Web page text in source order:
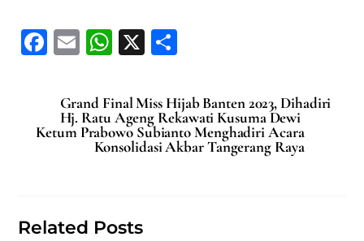
F
c
e
b
k
E
ai
l
W
at
s
A
X
ar
e
Grand Final Miss Hijab Banten 2023, Dihadiri
Hj. Ratu Ageng Rekawati Kusuma Dewi
Ketum Prabowo Subianto Menghadiri Acara
Konsolidasi Akbar Tangerang Raya
Related Posts